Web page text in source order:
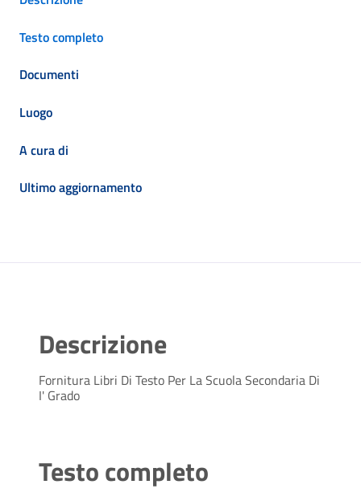
Testo completo
Documenti
Luogo
A cura di
Ultimo aggiornamento
Descrizione
Fornitura Libri Di Testo Per La Scuola Secondaria Di
I' Grado
Testo completo